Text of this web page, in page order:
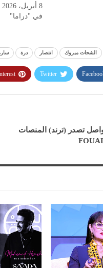
8 أبريل، 2026
في "دراما"
الشحات مبروك انتصار درة
Twitter
تصدر (ترند) المنصات